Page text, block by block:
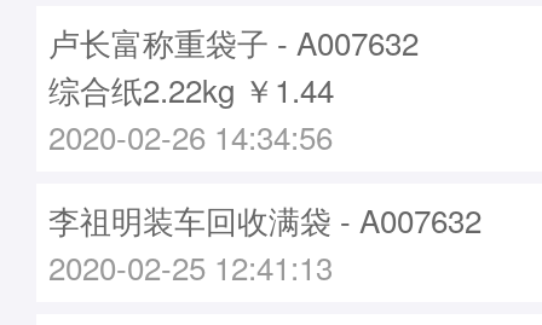
卢长富称重袋子 - A007632
综合纸2.22kg ￥1.44
2020-02-26 14:34:56
李祖明装车回收满袋 - A007632
2020-02-25 12:41:13